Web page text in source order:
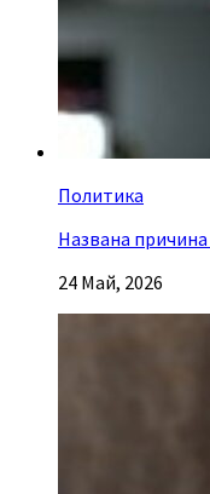
Политика
Названа
24 Май, 2026